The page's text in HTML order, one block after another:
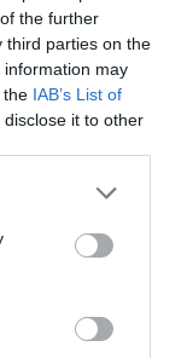
the further
third parties on the
information may
the IAB’s List of
it to other